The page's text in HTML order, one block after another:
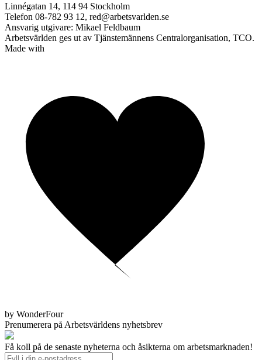
Linnégatan 14, 114 94 Stockholm
Telefon 08-782 93 12, red@arbetsvarlden.se
Ansvarig utgivare: Mikael Feldbaum
Arbetsvärlden ges ut av Tjänstemännens Centralorganisation, TCO.
Made with
by WonderFour
Prenumerera på Arbetsvärldens nyhetsbrev
Få koll på de senaste nyheterna och åsikterna om arbetsmarknaden!